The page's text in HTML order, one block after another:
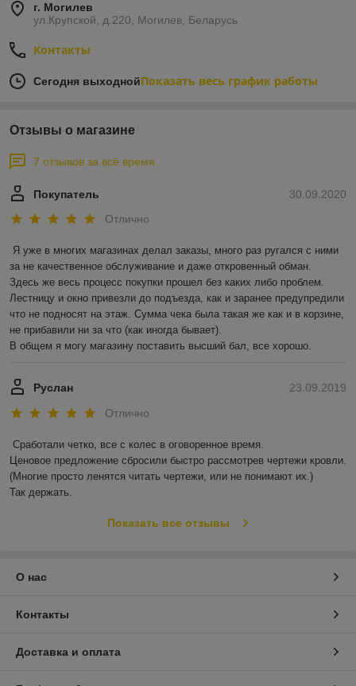
г. Могилев
ул.Крупской, д.220, Могилев, Беларусь
Контакты
Сегодня выходнойПоказать весь график работы
Отзывы о магазине
7 отзывов за всё время
30.09.2020
Покупатель
Отлично
Я уже в многих магазинах делал заказы, много раз ругался с ними
за не качественное обслуживание и даже откровенный обман.
Здесь же весь процесс покупки прошел без каких либо проблем.
Лестницу и окно привезли до подъезда, как и заранее предупредили
что не подносят на этаж. Сумма чека была такая же как и в корзине,
не прибавили ни за что (как иногда бывает).
В общем я могу магазину поставить высший бал, все хорошо.
23.09.2019
Руслан
Отлично
Сработали четко, все с колес в оговоренное время.
Ценовое предложение сбросили быстро рассмотрев чертежи кровли.
(Многие просто ленятся читать чертежи, или не понимают их.)
Так держать.
Показать все отзывы
О нас
Контакты
Доставка и оплата